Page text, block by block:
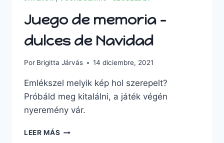
Juego de memoria –
dulces de Navidad
Por Brigitta Járvás 14 diciembre, 2021
Emlékszel melyik kép hol szerepelt?
Próbáld meg kitalálni, a játék végén
nyeremény vár.
LEER MÁS JUEGO